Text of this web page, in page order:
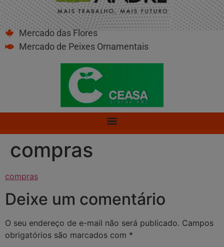
Mercado das Flores
Mercado de Peixes Ornamentais
compras
compras
Deixe um comentário
O seu endereço de e-mail não será publicado. Campos
obrigatórios são marcados com *